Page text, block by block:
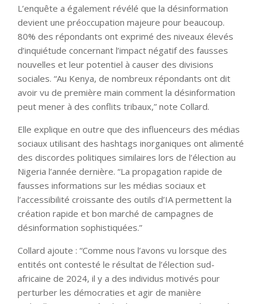
L’enquête a également révélé que la désinformation
devient une préoccupation majeure pour beaucoup.
80% des répondants ont exprimé des niveaux élevés
d’inquiétude concernant l’impact négatif des fausses
nouvelles et leur potentiel à causer des divisions
sociales. “Au Kenya, de nombreux répondants ont dit
avoir vu de première main comment la désinformation
peut mener à des conflits tribaux,” note Collard.
Elle explique en outre que des influenceurs des médias
sociaux utilisant des hashtags inorganiques ont alimenté
des discordes politiques similaires lors de l’élection au
Nigeria l’année dernière. “La propagation rapide de
fausses informations sur les médias sociaux et
l’accessibilité croissante des outils d’IA permettent la
création rapide et bon marché de campagnes de
désinformation sophistiquées.”
Collard ajoute : “Comme nous l’avons vu lorsque des
entités ont contesté le résultat de l’élection sud-
africaine de 2024, il y a des individus motivés pour
perturber les démocraties et agir de manière